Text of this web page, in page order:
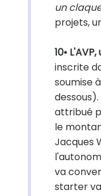
un
projets,
10•
inscrite
soumise
attribué
le
Jacques
va
starter va